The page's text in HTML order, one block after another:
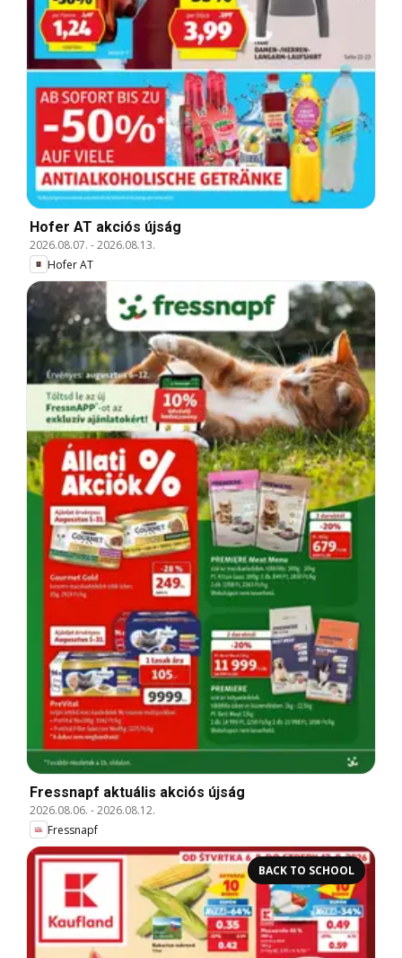
Hofer AT akciós újság
2026.08.07. -2026.08.13.
Hofer AT
Fressnapf aktuális akciós újság
2026.08.06. -2026.08.12.
Fressnapf
BACK TO SCHOOL